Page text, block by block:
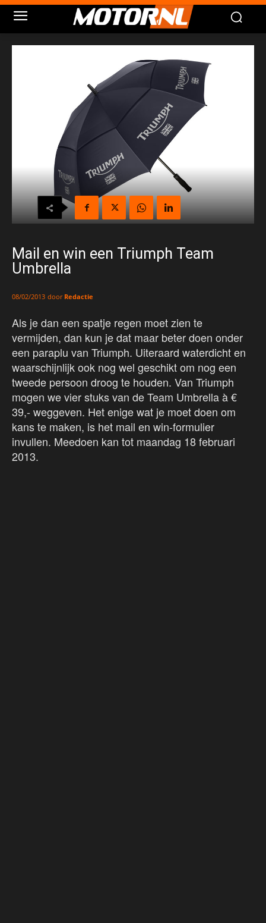
Mail en win een Triumph Team
Umbrella
08/02/2013 door Redactie
Als je dan een spatje regen moet zien te
vermijden, dan kun je dat maar beter doen onder
een paraplu van Triumph. Uiteraard waterdicht en
waarschijnlijk ook nog wel geschikt om nog een
tweede persoon droog te houden. Van Triumph
mogen we vier stuks van de Team Umbrella à €
39,- weggeven. Het enige wat je moet doen om
kans te maken, is het mail en win-formulier
invullen. Meedoen kan tot maandag 18 februari
2013.